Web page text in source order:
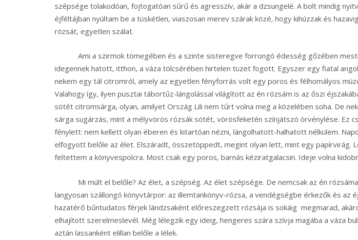
szépsége tolakodóan, fojtogatóan sűrű és agresszív, akár a dzsungelé. A bolt mindig
éjféltájban nyúltam be a tüskétlen, viaszosan merev szárak közé, hogy kihúzzak és
rózsát, egyetlen szálat.
Ami a szirmok tömegében és a szinte sisteregve forrongó édesség gőzében
idegennek hatott, itthon, a váza tölcsérében hirtelen tüzet fogott. Egyszer egy fiatal
nekem egy tál citromról, amely az egyetlen fényforrás volt egy poros és félhomályos
Valahogy így, ilyen pusztai tábortűz-lángolással világított az én rózsám is az őszi
sötét citromsárga, olyan, amilyet Ország Lili nem tűrt volna meg a közelében soha. De
sárga sugárzás, mint a mélyvörös rózsák sötét, vörösfeketén színjátszó örvénylése. Ez
fénylett: nem kellett olyan éberen és kitartóan nézni, lángolhatott-halhatott nélkülem.
elfogyott belőle az élet. Elszáradt, összetöppedt, megint olyan lett, mint egy papírvirág.
feltettem a könyvespolcra. Most csak egy poros, barnás kéziratgalacsin. Ideje volna
Mi múlt el belőle? Az élet, a szépség. Az élet szépsége. De nemcsak az én
langyosan szállongó könyvtárpor: az illemtankönyv-rózsa, a vendégségbe érkezők és az
hazatérő bűntudatos férjek lándzsaként előreszegzett rózsája is sokáig megmarad,
elhajított szerelmeslevél. Még lélegzik egy ideig, hengeres szára szívja magába a váza
aztán lassanként elillan belőle a lélek.